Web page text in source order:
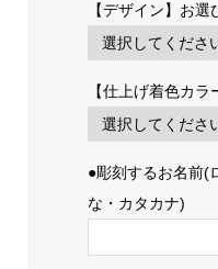
【デザイン】お選
【仕上げ着色カ
●彫刻するお名前(
な・カタカナ)